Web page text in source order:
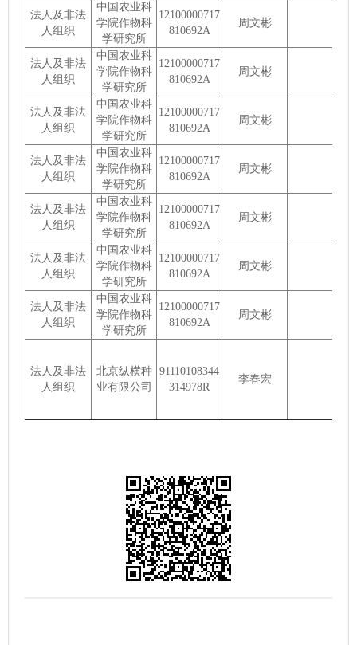
法人及非法
人组织
中国农业科
学院作物科
学研究所
12100000717
810692A
周文彬
法人及非法
人组织
中国农业科
学院作物科
学研究所
12100000717
810692A
周文彬
法人及非法
人组织
中国农业科
学院作物科
学研究所
12100000717
810692A
周文彬
法人及非法
人组织
中国农业科
学院作物科
学研究所
12100000717
810692A
周文彬
法人及非法
人组织
中国农业科
学院作物科
学研究所
12100000717
810692A
周文彬
法人及非法
人组织
中国农业科
学院作物科
学研究所
12100000717
810692A
周文彬
法人及非法
人组织
中国农业科
学院作物科
学研究所
12100000717
810692A
周文彬
法人及非法
人组织
北京纵横种
业有限公司
91110108344
314978R
李春宏